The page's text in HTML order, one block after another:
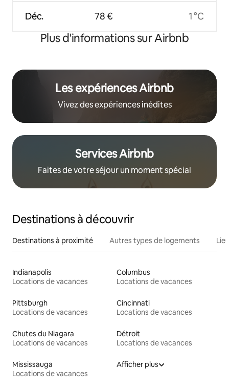
Déc. 78 € 1 °C
Plus d'informations sur Airbnb
Les expériences Airbnb
Vivez des expériences inédites
Services Airbnb
Faites de votre séjour un moment spécial
Destinations à découvrir
Destinations à proximité Autres types de logements
Indianapolis
Locations de vacances
Columbus
Locations de vacances
Pittsburgh
Locations de vacances
Cincinnati
Locations de vacances
Chutes du Niagara
Locations de vacances
Détroit
Locations de vacances
Mississauga
Locations de vacances
Afficher plus